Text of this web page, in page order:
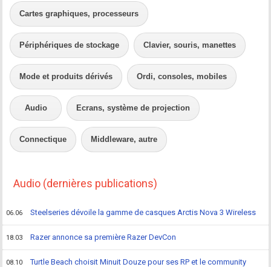
Cartes graphiques, processeurs
Périphériques de stockage Clavier, souris, manettes
Mode et produits dérivés Ordi, consoles, mobiles
Audio Ecrans, système de projection
Connectique Middleware, autre
Audio (dernières publications)
06.06 Steelseries dévoile la gamme de casques Arctis Nova 3 Wireless
18.03 Razer annonce sa première Razer DevCon
08.10
Turtle Beach choisit Minuit Douze pour ses RP et le community